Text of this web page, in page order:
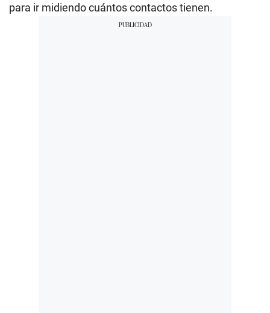
para ir midiendo cuántos contactos tienen.